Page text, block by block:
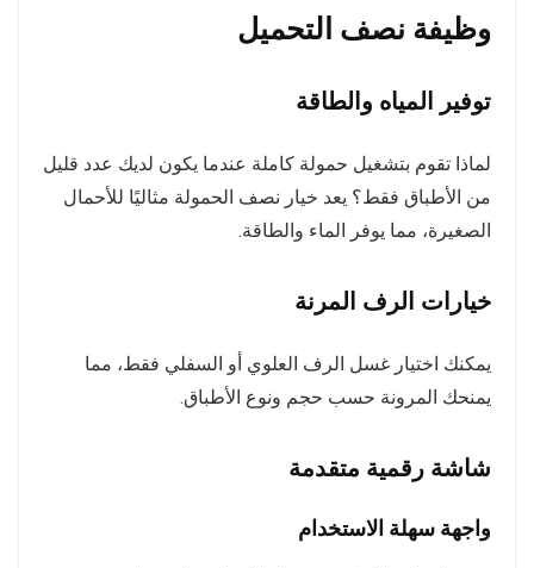
وظيفة نصف التحميل
توفير المياه والطاقة
لماذا تقوم بتشغيل حمولة كاملة عندما يكون لديك عدد قليل
من الأطباق فقط؟ يعد خيار نصف الحمولة مثاليًا للأحمال
الصغيرة، مما يوفر الماء والطاقة.
خيارات الرف المرنة
يمكنك اختيار غسل الرف العلوي أو السفلي فقط، مما
يمنحك المرونة حسب حجم ونوع الأطباق.
شاشة رقمية متقدمة
واجهة سهلة الاستخدام